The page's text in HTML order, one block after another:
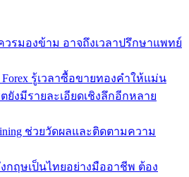
รมองข้าม อาจถึงเวลาปรึกษาแพทย์
รู้เวลาซื้อขายทองคำให้แม่น
งมีรายละเอียดเชิงลึกอีกหลาย
ช่วยวัดผลและติดตามความ
กฤษเป็นไทยอย่างมืออาชีพ ต้อง